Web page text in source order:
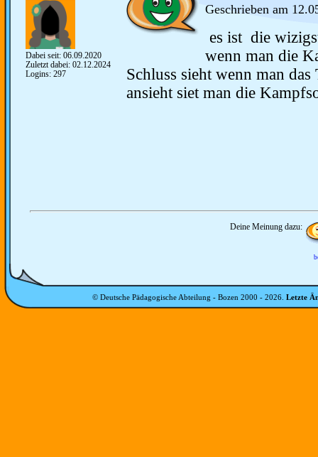
Dabei seit: 06.09.2020
Zuletzt dabei: 02.12.2024
Logins: 297
Geschrieben am
es ist die
wenn man die
Schluss sieht wenn man
ansieht siet man die
Deine Meinung dazu:
© Deutsche Pädagogische Abteilung - Bozen 2000 - 2026 Letzte